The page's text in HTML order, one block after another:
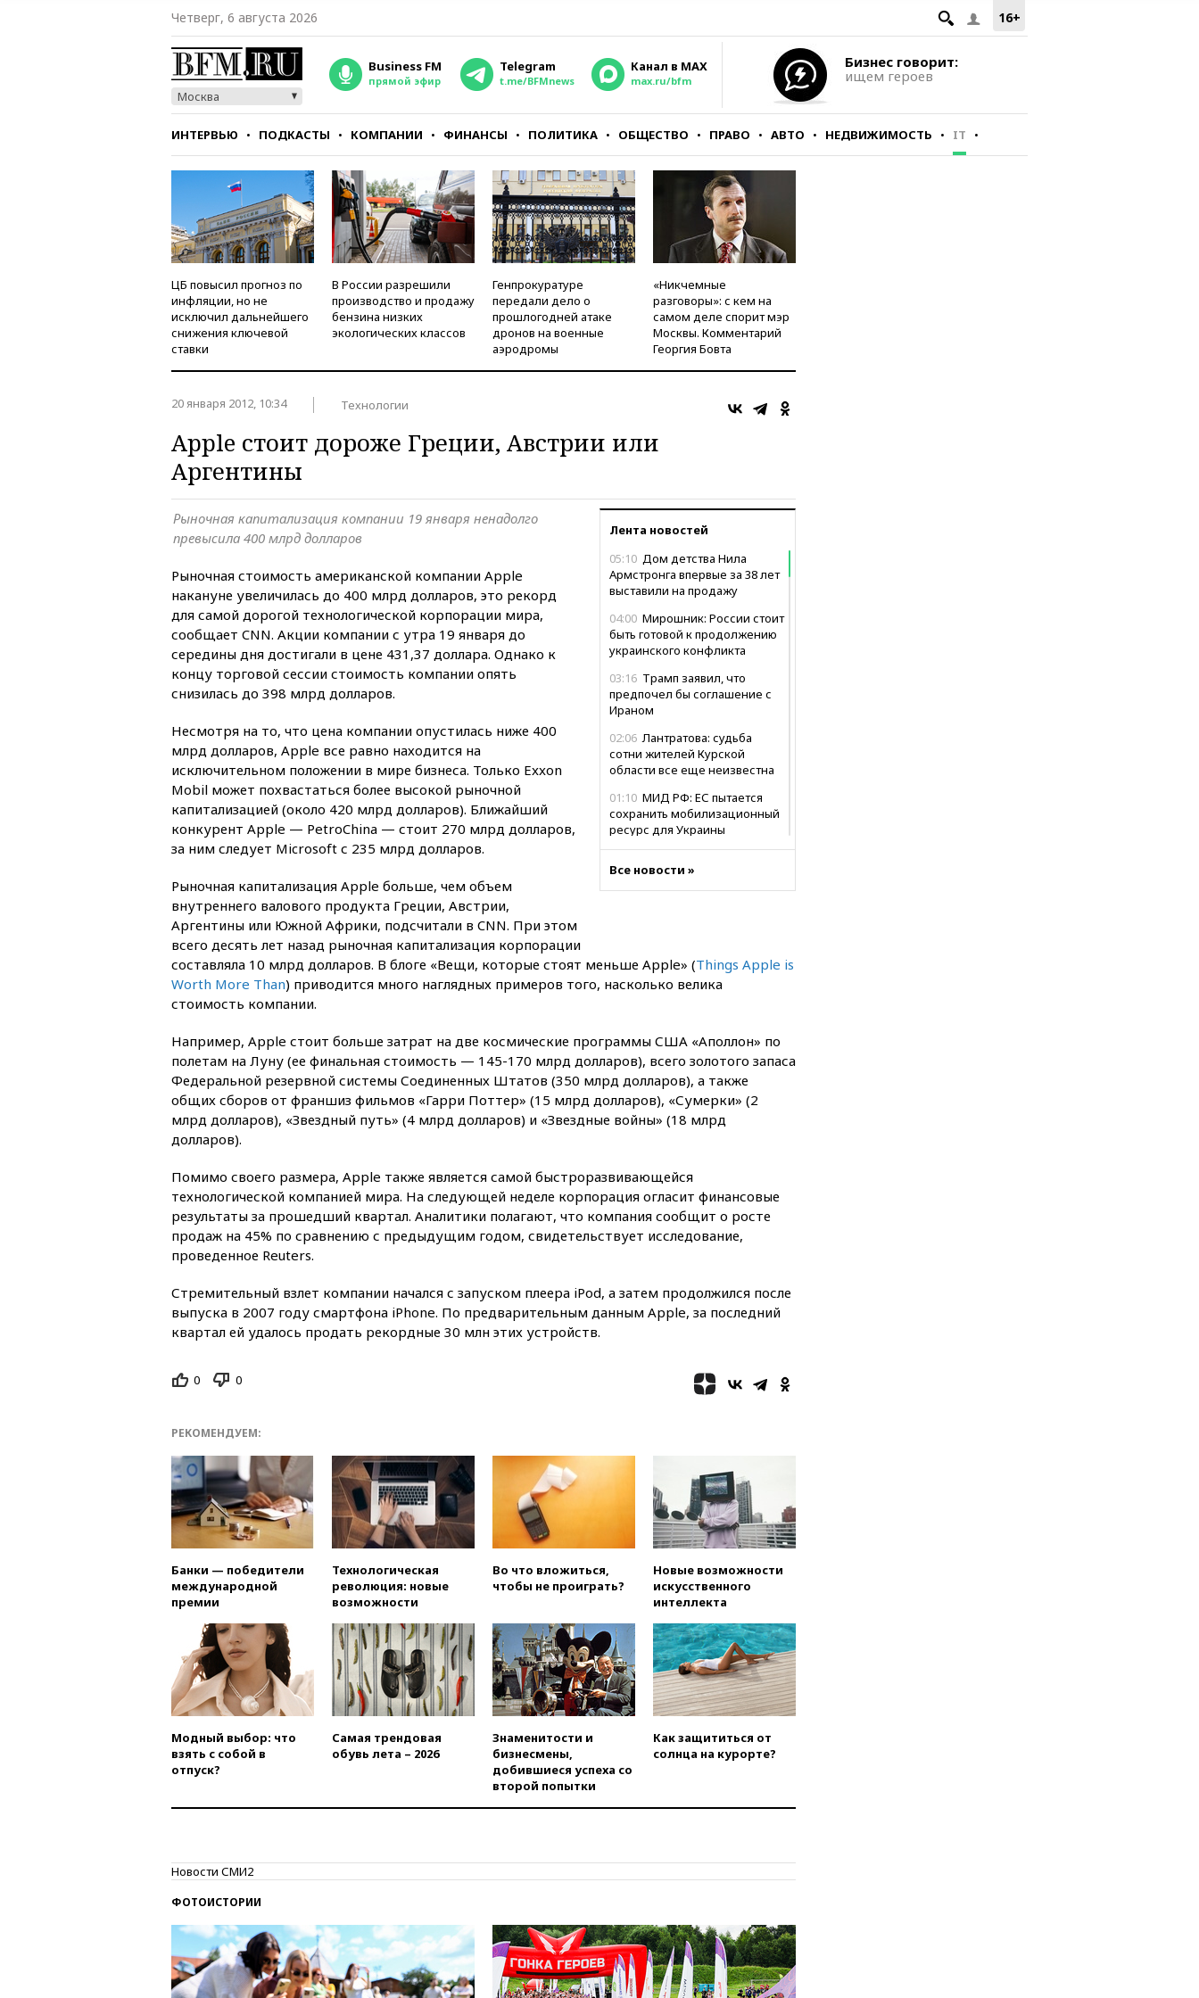
16+
Четверг, 6 августа 2026
Москва
Business FM
прямой эфир
Telegram
t.me/BFMnews
Канал в MAX
max.ru/bfm
Бизнес говорит:
ищем героев
ИНТЕРВЬЮ ПОДКАСТЫ КОМПАНИИ ФИНАНСЫ ПОЛИТИКА ОБЩЕСТВО ПРАВО АВТО НЕДВИЖИМОСТЬ IT
СТИЛЬ ТЕСТЫ
ЦБ повысил прогноз по
инфляции, но не
исключил дальнейшего
снижения ключевой
ставки
В России разрешили
производство и продажу
бензина низких
экологических классов
Генпрокуратуре
передали дело о
прошлогодней атаке
дронов на военные
аэродромы
«Никчемные
разговоры»: с кем на
самом деле спорит мэр
Москвы. Комментарий
Георгия Бовта
20 января 2012, 10:34 Технологии
Apple стоит дороже Греции, Австрии или
Аргентины
Лента новостей
05:10 Дом детства Нила
Армстронга впервые за 38 лет
выставили на продажу
04:00 Мирошник: России стоит
быть готовой к продолжению
украинского конфликта
03:16 Трамп заявил, что
предпочел бы соглашение с
Ираном
02:06 Лантратова: судьба
сотни жителей Курской
области все еще неизвестна
01:10 МИД РФ: ЕС пытается
сохранить мобилизационный
ресурс для Украины
Бэтмена» показала лицо
после последней операции
вчера, 23:23
«Спартак»
разгромил «Оренбург» в
вчера, 23:00 Пост Дмитриева в
Сеуте набрал миллион
просмотров
вчера, 22:49
Минпромторг:
банкротство «Кванта» не
РФ
вчера, 22:35 Семь грузовых
вагонов сошли с рельсов в
Оренбургской области
доходы российского бюджета
вчера, 22:15
Аксаков: ЦБ
Организаторы
«Интервидения»
вчера, 21:35
подготовили концепцию
развития театрального
искусства до 2035 года
вчера, 21:21Правительство
РФ разрешило продажу
бензина старых
экологических классов
вчера, 21:15 Путин обсудил с
Машковым 150-летие Союза
театральных деятелей
вчера, 20:47Newsweek:
«взрывная» диарея охватила
47 из 50 штатов США
сбила 200 украинских
беспилотников
золотых медалей выиграли на
главы «Уралдронзавода»
после взрыва ничего не
вчера, 20:08По всей Грузии
снова отключилось
электричество
вчера, 20:00Зеленский связал
Все новости »
Рыночная капитализация компании 19 января ненадолго
превысила 400 млрд долларов
Рыночная стоимость американской компании Apple
накануне увеличилась до 400 млрд долларов, это рекорд
для самой дорогой технологической корпорации мира,
сообщает CNN. Акции компании с утра 19 января до
середины дня достигали в цене 431,37 доллара. Однако к
концу торговой сессии стоимость компании опять
снизилась до 398 млрд долларов.
Несмотря на то, что цена компании опустилась ниже 400
млрд долларов, Apple все равно находится на
исключительном положении в мире бизнеса. Только Exxon
Mobil может похвастаться более высокой рыночной
капитализацией (около 420 млрд долларов). Ближайший
конкурент Apple — PetroChina — стоит 270 млрд долларов,
за ним следует Microsoft с 235 млрд долларов.
Рыночная капитализация Apple больше, чем объем
внутреннего валового продукта Греции, Австрии,
Аргентины или Южной Африки, подсчитали в CNN. При этом
всего десять лет назад рыночная капитализация корпорации
составляла 10 млрд долларов. В блоге «Вещи, которые стоят меньше Apple» (Things Apple is
Worth More Than) приводится много наглядных примеров того, насколько велика
стоимость компании.
Например, Apple стоит больше затрат на две космические программы США «Аполлон» по
полетам на Луну (ее финальная стоимость — 145-170 млрд долларов), всего золотого запаса
Федеральной резервной системы Соединенных Штатов (350 млрд долларов), а также
общих сборов от франшиз фильмов «Гарри Поттер» (15 млрд долларов), «Сумерки» (2
млрд долларов), «Звездный путь» (4 млрд долларов) и «Звездные войны» (18 млрд
долларов).
Помимо своего размера, Apple также является самой быстроразвивающейся
технологической компанией мира. На следующей неделе корпорация огласит финансовые
результаты за прошедший квартал. Аналитики полагают, что компания сообщит о росте
продаж на 45% по сравнению с предыдущим годом, свидетельствует исследование,
проведенное Reuters.
Стремительный взлет компании начался с запуском плеера iPod, а затем продолжился после
выпуска в 2007 году смартфона iPhone. По предварительным данным Apple, за последний
квартал ей удалось продать рекордные 30 млн этих устройств.
0 0
РЕКОМЕНДУЕМ:
Банки — победители
международной
премии
Технологическая
революция: новые
возможности
Во что вложиться,
чтобы не проиграть?
Новые возможности
искусственного
интеллекта
Модный выбор: что
взять с собой в
отпуск?
Самая трендовая
обувь лета – 2026
Знаменитости и
бизнесмены,
добившиеся успеха со
второй попытки
Как защититься от
солнца на курорте?
Новости СМИ2
ФОТОИСТОРИИ